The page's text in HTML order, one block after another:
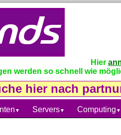
Hier
werden so schnell wie
▼ Servers▼ Computing ▼